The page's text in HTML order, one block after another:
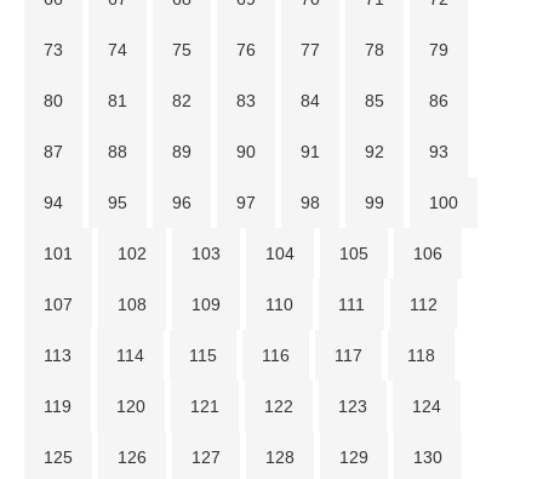
73 74 75 76 77 78 79
80 81 82 83 84 85 86
87 88 89 90 91 92 93
94 95 96 97 98 99 100
101 102 103 104 105 106
107 108 109 110 111 112
113 114 115 116 117 118
119 120 121 122 123 124
125 126 127 128 129 130